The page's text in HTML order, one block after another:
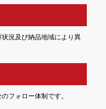
況及び納品地域により異
フォロー体制です。